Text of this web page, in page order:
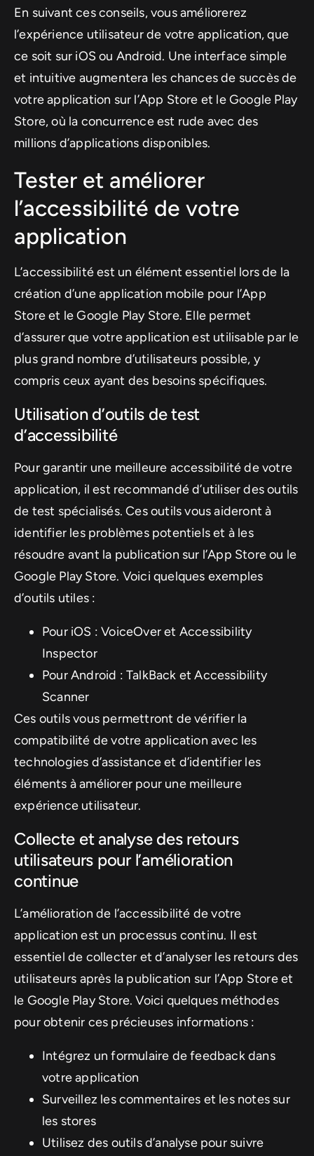
En suivant ces conseils, vous améliorerez
l’expérience utilisateur de votre application, que
ce soit sur iOS ou Android. Une interface simple
et intuitive augmentera les chances de succès de
votre application sur l’App Store et le Google Play
Store, où la concurrence est rude avec des
millions d’applications disponibles.
Tester et améliorer
l’accessibilité de votre
application
L’accessibilité est un élément essentiel lors de la
création d’une application mobile pour l’App
Store et le Google Play Store. Elle permet
d’assurer que votre application est utilisable par le
plus grand nombre d’utilisateurs possible, y
compris ceux ayant des besoins spécifiques.
Utilisation d’outils de test
d’accessibilité
Pour garantir une meilleure accessibilité de votre
application, il est recommandé d’utiliser des outils
de test spécialisés. Ces outils vous aideront à
identifier les problèmes potentiels et à les
résoudre avant la publication sur l’App Store ou le
Google Play Store. Voici quelques exemples
d’outils utiles :
Pour iOS : VoiceOver et Accessibility
Inspector
Pour Android : TalkBack et Accessibility
Scanner
Ces outils vous permettront de vérifier la
compatibilité de votre application avec les
technologies d’assistance et d’identifier les
éléments à améliorer pour une meilleure
expérience utilisateur.
Collecte et analyse des retours
utilisateurs pour l’amélioration
continue
L’amélioration de l’accessibilité de votre
application est un processus continu. Il est
essentiel de collecter et d’analyser les retours des
utilisateurs après la publication sur l’App Store et
le Google Play Store. Voici quelques méthodes
pour obtenir ces précieuses informations :
Intégrez un formulaire de feedback dans
votre application
Surveillez les commentaires et les notes sur
les stores
Utilisez des outils d’analyse pour suivre